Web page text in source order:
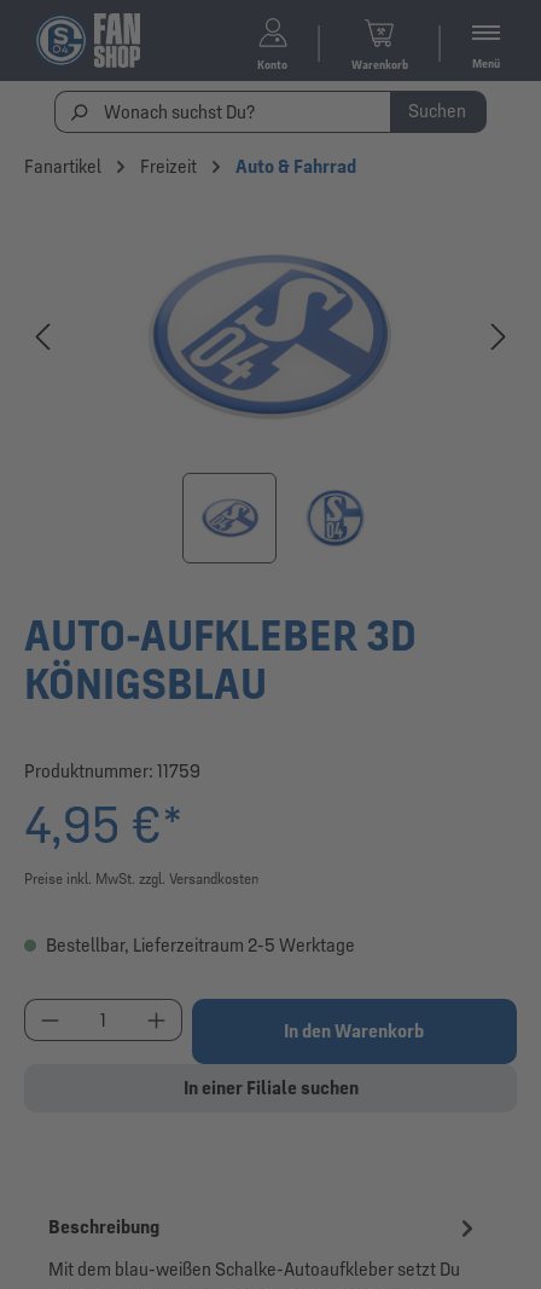
Konto Warenkorb Menü
Suchen
Fanartikel Freizeit Auto & Fahrrad
AUTO-AUFKLEBER 3D
KÖNIGSBLAU
Produktnummer: 11759
4,95 €*
Preise inkl. MwSt. zzgl. Versandkosten
Bestellbar, Lieferzeitraum 2-5 Werktage
Produkt Anzahl: Gib den gewünschten Wert ein
In den Warenkorb
In einer Filiale suchen
Beschreibung
Mit dem blau-weißen Schalke-Autoaufkleber setzt Du